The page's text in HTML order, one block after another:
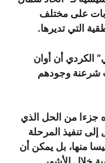
على مختلف
التي تديرها.
الكردي أن أوان
شرعنة وجودهم
جزءا من الحل الذي
تنفيذ المرحلة
منها، بل يمكن أن